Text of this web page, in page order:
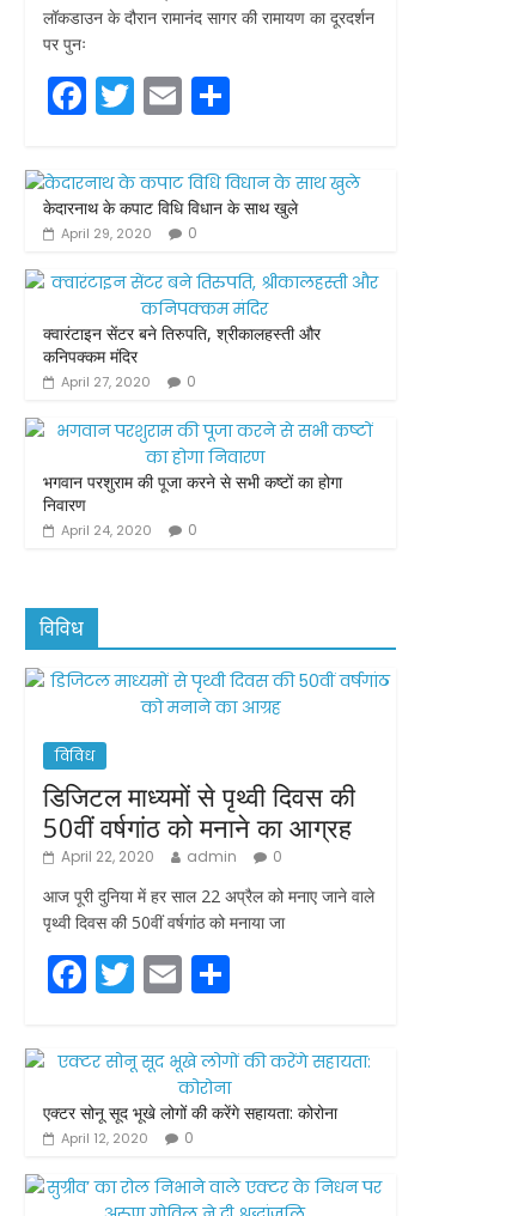
लॉकडाउन के दौरान रामानंद सागर की रामायण का दूरदर्शन
पर पुनः
F
a
c
e
b
o
o
k
T
w
itt
er
E
m
ai
l
ar
e
केदारनाथ के कपाट विधि विधान के साथ खुले
April 29, 2020 0
क्वारंटाइन सेंटर बने तिरुपति, श्रीकालहस्ती और
कनिपक्कम मंदिर
April 27, 2020 0
भगवान परशुराम की पूजा करने से सभी कष्टों का होगा
निवारण
April 24, 2020 0
विविध
विविध
डिजिटल माध्यमों से पृथ्वी दिवस की
50वीं वर्षगांठ को मनाने का आग्रह
April 22, 2020 admin 0
आज पूरी दुनिया में हर साल 22 अप्रैल को मनाए जाने वाले
पृथ्वी दिवस की 50वीं वर्षगांठ को मनाया जा
F
a
c
e
b
o
T
w
itt
er
E
m
ai
l
ar
e
एक्टर सोनू सूद भूखे लोगों की करेंगे सहायता: कोरोना
April 12, 2020 0